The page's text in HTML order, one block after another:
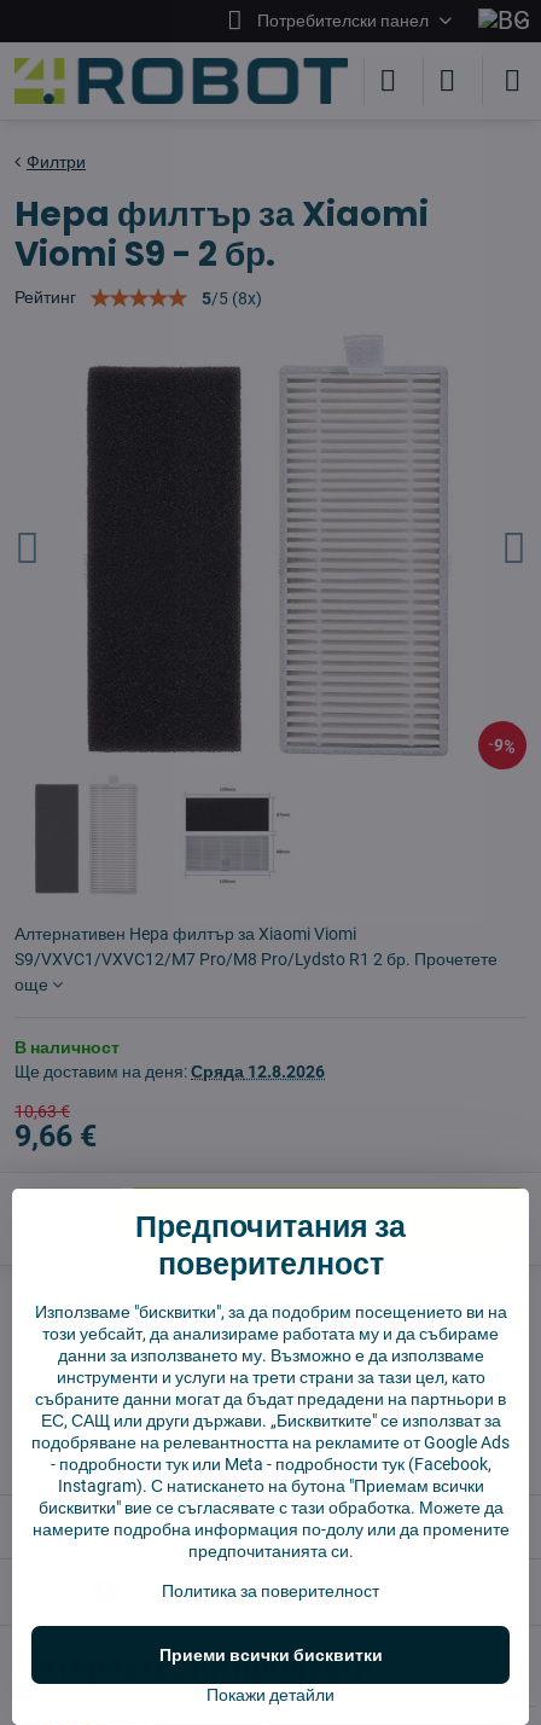
Потребителски панел
9%
Филтри
Hepa филтър за Xiaomi
Viomi S9 - 2 бр.
Рейтинг 5/5 (8x)
Алтернативен Hepa филтър за Xiaomi Viomi
S9/VXVC1/VXVC12/M7 Pro/M8 Pro/Lydsto R1 2 бр. Прочетете
още
В наличност
Ще доставим на деня:Сряда 12.8.2026
10,63 €
9,66 €
Добави в количката
производител:Vysajto.sk
✅ Готов за изпращане веднага
✅ БЕЗПЛАТНА доставка над 55 EUR.
✅ 14 дни политика за връщане
Описание
Алтернативни продукти
Предпочитания за
поверителност
Използваме "бисквитки", за да подобрим посещението ви на
този уебсайт, да анализираме работата му и да събираме
данни за използването му. Възможно е да използваме
инструменти и услуги на трети страни за тази цел, като
събраните данни могат да бъдат предадени на партньори в
ЕС, САЩ или други държави. „Бисквитките" се използват за
подобряване на релевантността на рекламите от Google Ads
- подробности тукили Meta - подробности тук(Facebook,
Instagram). С натискането на бутона "Приемам всички
бисквитки" вие се съгласявате с тази обработка. Можете да
намерите подробна информация по-долу или да промените
предпочитанията си.
Политика за поверителност
Покажи детайли
Приеми всички бисквитки